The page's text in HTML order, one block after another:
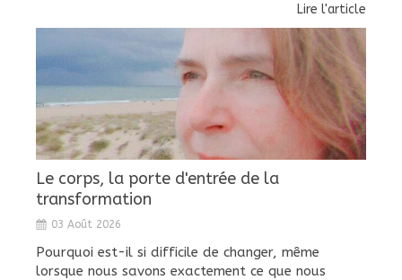
Lire l'article
Le corps, la porte d'entrée de la
transformation
03 Août 2026
Pourquoi est-il si difficile de changer, même
lorsque nous savons exactement ce que nous